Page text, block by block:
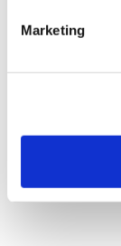
Marketing
Natureza e